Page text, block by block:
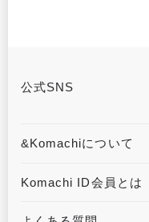
公式SNS
&Komachiについて
&Komachiとは
Komachi ID会員とは